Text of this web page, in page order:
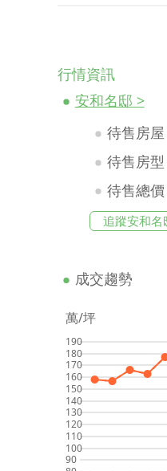
行情資訊
安和名邸 >
待售房屋
待售房
待售總
追蹤安和名
成交趨勢
萬/坪
90
100
110
120
130
140
150
160
170
180
190